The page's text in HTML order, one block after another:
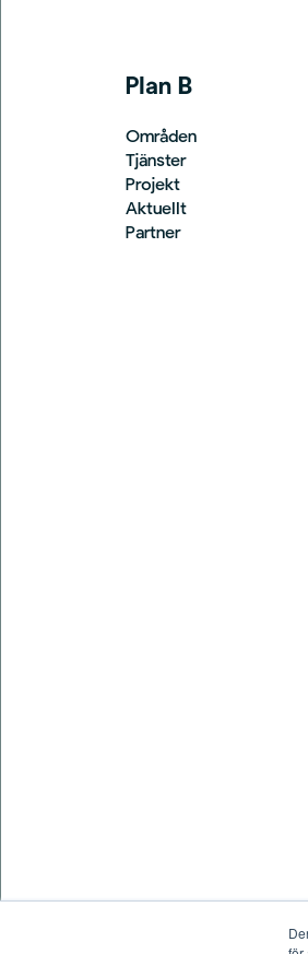
Plan B
Områden
Tjänster
Projekt
Aktuellt
Partner